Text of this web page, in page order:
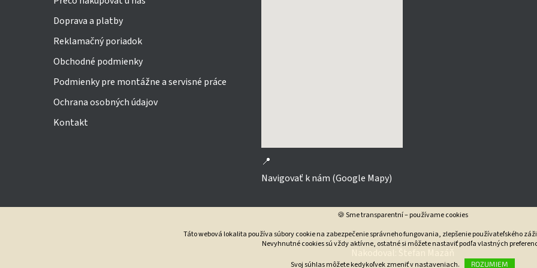
🍪 Sme transparentní – používame cookies
Táto webová lokalita používa súbory cookie na zabezpečenie správneho fungovania, zlepšenie používateľského
Nevyhnutné cookies sú vždy aktívne, ostatné si môžete nastaviť podľa vlastných
Svoj súhlas môžete kedykoľvek zmeniť v nastaveniach. ROZUMIEM
Doprava a platby
Reklamačný poriadok
Obchodné podmienky
Podmienky pre montážne a servisné práce
Ochrana osobných údajov
Kontakt
📍
Navigovať k nám (Google Mapy)